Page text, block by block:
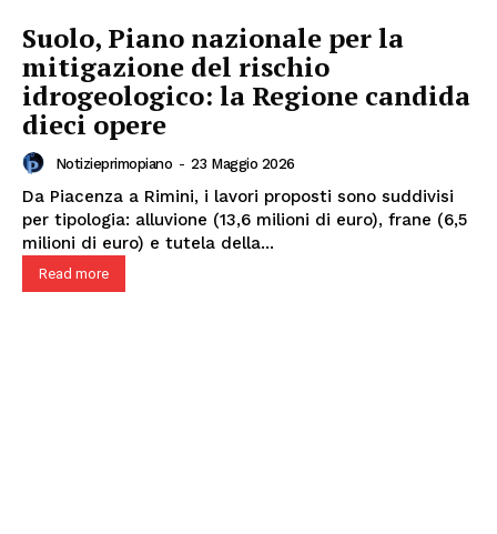
Suolo, Piano nazionale per la
mitigazione del rischio
idrogeologico: la Regione candida
dieci opere
Notizieprimopiano - 23 Maggio 2026
Da Piacenza a Rimini, i lavori proposti sono suddivisi
per tipologia: alluvione (13,6 milioni di euro), frane (6,5
milioni di euro) e tutela della...
Read more